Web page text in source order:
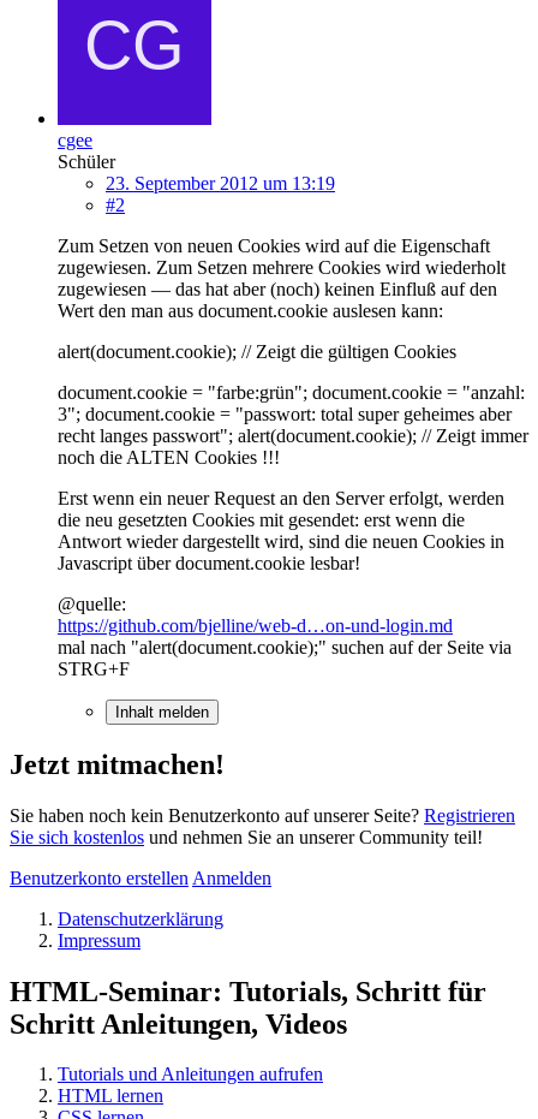
cgee
Schüler
23. September 2012 um 13:19
#2
Zum Setzen von neuen Cookies wird auf die Eigenschaft
zugewiesen. Zum Setzen mehrere Cookies wird wiederholt
zugewiesen — das hat aber (noch) keinen Einfluß auf den
Wert den man aus document.cookie auslesen kann:
alert(document.cookie); // Zeigt die gültigen Cookies
document.cookie = "farbe:grün"; document.cookie = "anzahl:
3"; document.cookie = "passwort: total super geheimes aber
recht langes passwort"; alert(document.cookie); // Zeigt immer
noch die ALTEN Cookies !!!
Erst wenn ein neuer Request an den Server erfolgt, werden
die neu gesetzten Cookies mit gesendet: erst wenn die
Antwort wieder dargestellt wird, sind die neuen Cookies in
Javascript über document.cookie lesbar!
@quelle:
https://github.com/bjelline/web-d…on-und-login.md
mal nach "alert(document.cookie);" suchen auf der Seite via
STRG+F
Inhalt melden
Jetzt mitmachen!
Sie haben noch kein Benutzerkonto auf unserer Seite? Registrieren
Sie sich kostenlos und nehmen Sie an unserer Community teil!
Benutzerkonto erstellen Anmelden
Datenschutzerklärung
Impressum
HTML-Seminar: Tutorials, Schritt für
Schritt Anleitungen, Videos
Tutorials und Anleitungen aufrufen
HTML lernen